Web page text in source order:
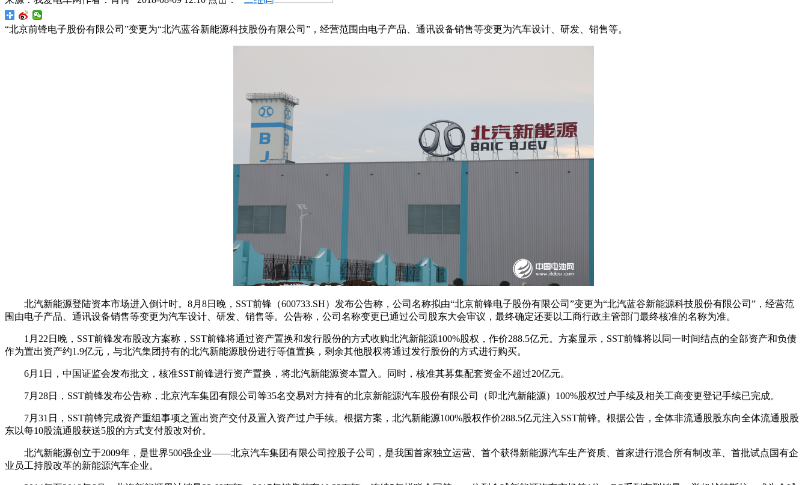
“北京前锋电子股份有限公司”变更为“北汽蓝谷新能源科技股份有限公司”，经营范围由电子产品、通讯设备销售等变更为汽车设计、研发、销售等。
北汽新能源登陆资本市场进入倒计时。8月8日晚，SST前锋（600733.SH）发布公告称，公司名称拟由“北京前锋电子股份有限公司”变更为“北汽蓝谷新能源科技股份有限公司”，经营范
围由电子产品、通讯设备销售等变更为汽车设计、研发、销售等。公告称，公司名称变更已通过公司股东大会审议，最终确定还要以工商行政主管部门最终核准的名称为准。
1月22日晚，SST前锋发布股改方案称，SST前锋将通过资产置换和发行股份的方式收购北汽新能源100%股权，作价288.5亿元。方案显示，SST前锋将以同一时间结点的全部资产和负债
作为置出资产约1.9亿元，与北汽集团持有的北汽新能源股份进行等值置换，剩余其他股权将通过发行股份的方式进行购买。
6月1日，中国证监会发布批文，核准SST前锋进行资产置换，将北汽新能源资本置入。同时，核准其募集配套资金不超过20亿元。
7月28日，SST前锋发布公告称，北京汽车集团有限公司等35名交易对方持有的北京新能源汽车股份有限公司（即北汽新能源）100%股权过户手续及相关工商变更登记手续已完成。
7月31日，SST前锋完成资产重组事项之置出资产交付及置入资产过户手续。根据方案，北汽新能源100%股权作价288.5亿元注入SST前锋。根据公告，全体非流通股股东向全体流通股股
东以每10股流通股获送5股的方式支付股改对价。
北汽新能源创立于2009年，是世界500强企业——北京汽车集团有限公司控股子公司，是我国首家独立运营、首个获得新能源汽车生产资质、首家进行混合所有制改革、首批试点国有企
业员工持股改革的新能源汽车企业。